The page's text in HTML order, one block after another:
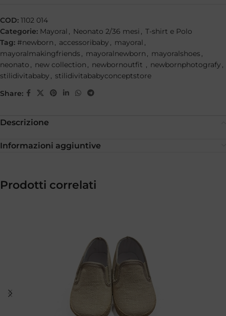
COD: 1102 014
Categorie: Mayoral , Neonato 2/36 mesi , T-shirt e Polo
Tag: #newborn , accessoribaby , mayoral ,
mayoralmakingfriends , mayoralnewborn , mayoralshoes ,
neonato , new collection , newbornoutfit , newbornphotografy ,
stilidivitababy , stilidivitababyconceptstore
Share:
Descrizione
Informazioni aggiuntive
Prodotti correlati